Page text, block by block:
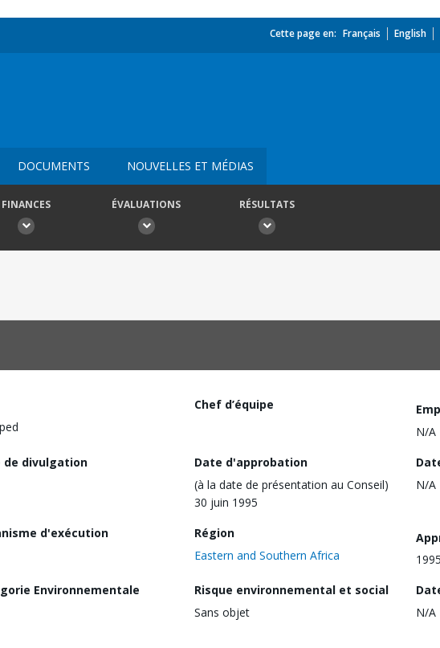
Cette page en: Français English
DOCUMENTS NOUVELLES ET MÉDIAS
FINANCES ÉVALUATIONS RÉSULTATS
Chef d’équipe
N/A
de divulgation
Date d'approbation
(à la date de présentation au Conseil)
30 juin 1995
N/A
d'exécution
Région
Eastern and Southern Africa
1995
Environnementale
Risque environnemental et social
Sans objet
N/A